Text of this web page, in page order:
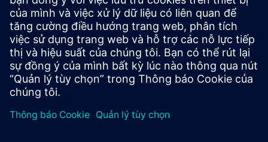
Learn how the Tessent Streaming Scan Network bus-
based packetized test delivery technology optimizes
your test time and test data volume.